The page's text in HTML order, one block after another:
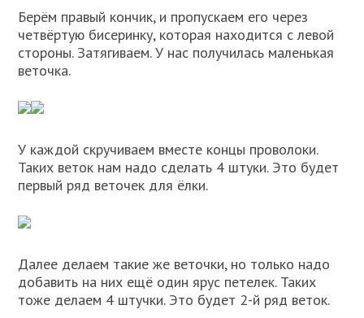
Берём правый кончик, и пропускаем его через
четвёртую бисеринку, которая находится с левой
стороны. Затягиваем. У нас получилась маленькая
веточка.
У каждой скручиваем вместе концы проволоки.
Таких веток нам надо сделать 4 штуки. Это будет
первый ряд веточек для ёлки.
Далее делаем такие же веточки, но только надо
добавить на них ещё один ярус петелек. Таких
тоже делаем 4 штучки. Это будет 2-й ряд веток.